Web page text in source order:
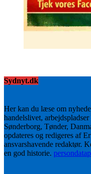
Sydnyt.dk
Her kan du læse om
handelslivet,
Sønderborg, Tønder,
opdateres og redigeres af
ansvarshavende redaktør.
en god historie.